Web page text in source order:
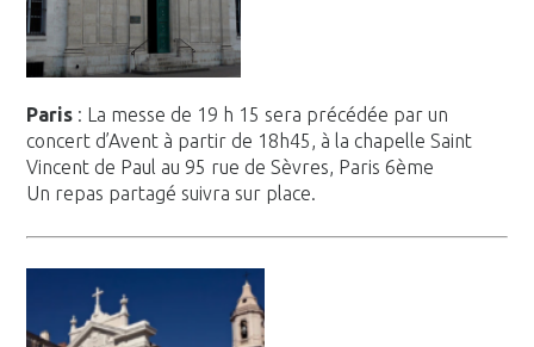
Paris : La messe de 19 h 15 sera précédée par un
concert d’Avent à partir de 18h45, à la chapelle Saint
Vincent de Paul au 95 rue de Sèvres, Paris 6ème
Un repas partagé suivra sur place.